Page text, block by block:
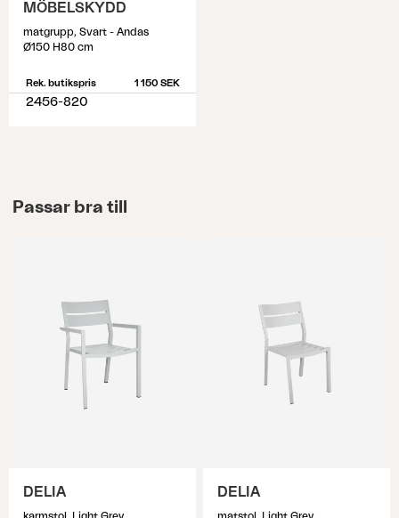
MÖBELSKYDD
matgrupp, Svart - Andas
Ø150 H80 cm
Rek. butikspris 1 150 SEK
2456-820
Passar bra till
DELIA DELIA